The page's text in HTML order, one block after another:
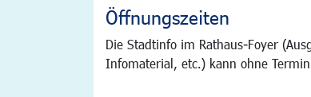
Öffnungszeiten
Die Stadtinfo im Rathaus-Foyer
Infomaterial, etc.) kann ohne